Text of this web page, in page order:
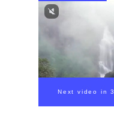
Next video in 1